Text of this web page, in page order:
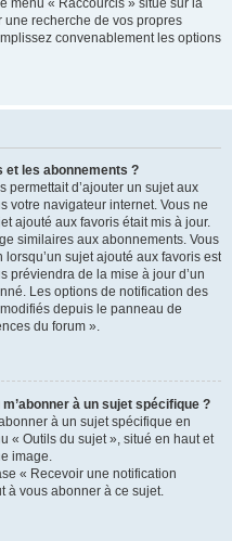
menu « Raccourcis » situé sur la
une recherche de vos propres
convenablement les options
et les abonnements ?
permettait d’ajouter un sujet aux
votre navigateur internet. Vous ne
ajouté aux favoris était mis à jour.
similaires aux abonnements. Vous
sujet ajouté aux favoris est
préviendra de la mise à jour d’un
Les options de notification des
depuis le panneau de
du forum ».
à un sujet spécifique ?
à un sujet spécifique en
« Outils du sujet », situé en haut et
image.
« Recevoir une notification
à vous abonner à ce sujet.